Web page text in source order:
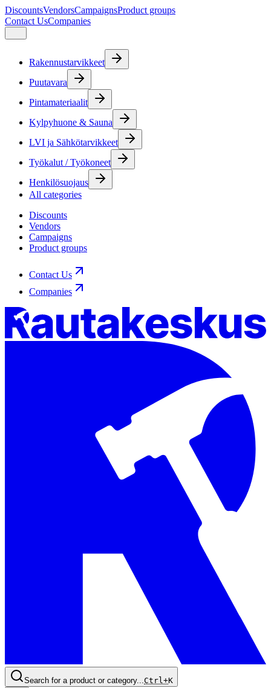
DiscountsVendorsCampaignsProduct groups
Contact UsCompanies
Rakennustarvikkeet
Puutavara
Pintamateriaalit
Kylpyhuone & Sauna
LVI ja Sähkötarvikkeet
Työkalut / Työkoneet
Henkilösuojaus
All categories
Discounts
Vendors
Campaigns
Product groups
Contact Us
Companies
Search for a product or category...Ctrl+K